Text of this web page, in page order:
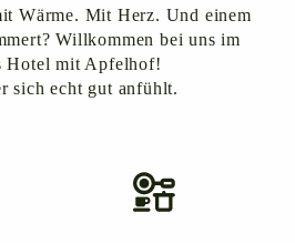
Wärme. Mit Herz. Und einem
Willkommen bei uns im
Hotel mit Apfelhof!
sich echt gut anfühlt.